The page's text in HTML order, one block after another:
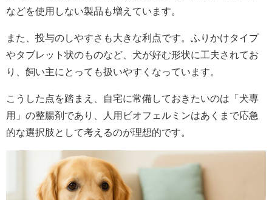
などを使用しない製品も増えています。
また、投与のしやすさも大きな利点です。ふりかけタイプ
やタブレット状のものなど、犬が好む形状に工夫されてお
り、飼い主にとっても扱いやすくなっています。
こうした点を踏まえ、自宅に常備しておきたいのは「犬専
用」の整腸剤であり、人用ビオフェルミンはあくまで応急
的な選択肢として考えるのが理想的です。